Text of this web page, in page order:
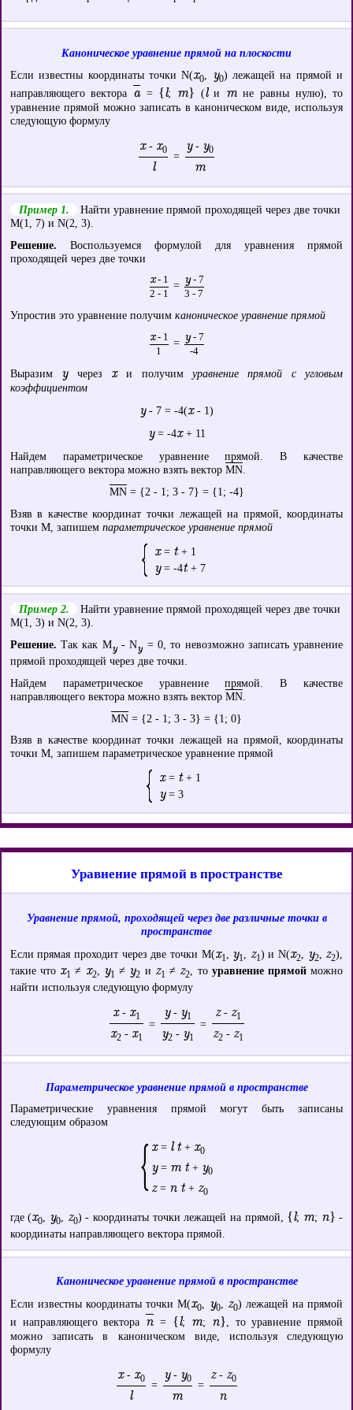
Каноническое уравнение прямой на плоскости
Если известны координаты точки N(x0, y0) лежащей на прямой и
направляющего вектора a= {l; m} (lи mне равны нулю), то
уравнение прямой можно записать в каноническом виде, используя
следующую формулу
x- x0
=
y- y0
l m
Пример 1.
Найти уравнение прямой проходящей через две точки
M(1, 7) и N(2, 3).
Решение. Воспользуемся формулой для уравнения прямой
проходящей через две точки
x- 1
2 - 1
= y- 7
3 - 7
Упростив это уравнение получим каноническое уравнение прямой
x- 1
1
= y- 7
-4
Выразим yчерез xи получимуравнение прямой с угловым
коэффициентом
y- 7 = -4(x- 1)
y= -4x+ 11
Найдем параметрическое уравнение прямой. В качестве
направляющего вектора можно взять вектор MN.
MN= {2 - 1; 3 - 7} = {1; -4}
Взяв в качестве координат точки лежащей на прямой, координаты
точки М, запишем параметрическое уравнение прямой
x= t+ 1
y= -4t+ 7
Пример 2.
Найти уравнение прямой проходящей через две точки
M(1, 3) и N(2, 3).
Решение. Так как My- Ny= 0, то невозможно записать уравнение
прямой проходящей через две точки.
Найдем параметрическое уравнение прямой. В качестве
направляющего вектора можно взять вектор MN.
MN = {2 - 1; 3 - 3} = {1; 0}
Взяв в качестве координат точки лежащей на прямой, координаты
точки М, запишем параметрическое уравнение прямой
x= t+ 1
y= 3
Уравнение прямой в пространстве
Уравнение прямой, проходящей через две различные точки в
пространстве
Если прямая проходит через две точки M(x1 y1 z1) и N(x2, y2, z2),
такие что x1 ≠ x2, y1 ≠ y2 и z1 ≠ z2, то уравнение прямой можно
найти используя следующую формулу
x- x1
=
y- y1
=
z- z1
x2- x1 y2- y1 z2- z1
Параметрическое уравнение прямой в пространстве
Параметрические уравнения прямой могут быть записаны
следующим образом
x= l t+ x0
y= m t+ y0
z= n t+ z0
где (x0 y0 z0) - координаты точки лежащей на прямой, {l; m; n} -
координаты направляющего вектора прямой.
Каноническое уравнение прямой в пространстве
Если известны координаты точки M(x0, y0, z0) лежащей на прямой
и направляющего вектора n = {l; m; n} , то уравнение прямой
можно записать в каноническом виде, используя следующую
формулу
x- x0
=
y- y0
=
z- z0
l m n